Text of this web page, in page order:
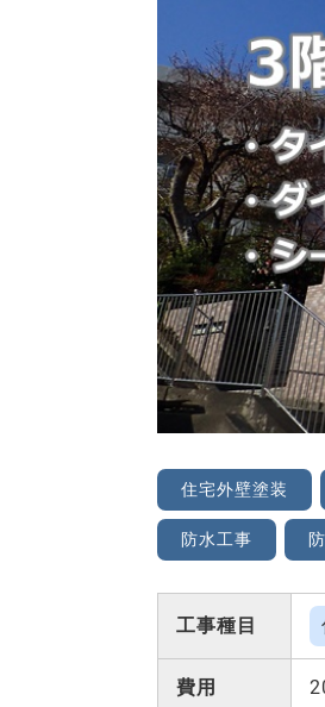
住宅外壁塗装
防水工事
工事種目
費用